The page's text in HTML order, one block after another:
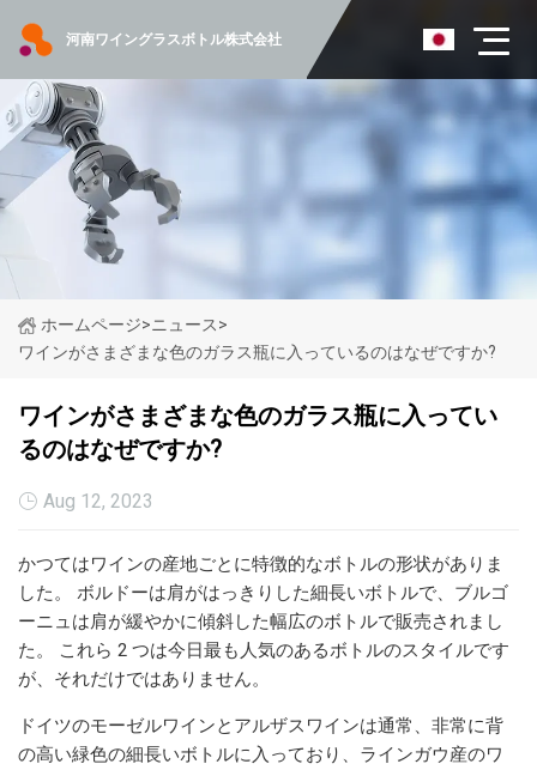
河南ワイングラスボトル株式会社
ホームページ>ニュース>
ワインがさまざまな色のガラス瓶に入っているのはなぜですか?
ワインがさまざまな色のガラス瓶に入ってい
るのはなぜですか?
Aug 12, 2023
かつてはワインの産地ごとに特徴的なボトルの形状がありま
した。 ボルドーは肩がはっきりした細長いボトルで、ブルゴ
ーニュは肩が緩やかに傾斜した幅広のボトルで販売されまし
た。 これら 2 つは今日最も人気のあるボトルのスタイルです
が、それだけではありません。
ドイツのモーゼルワインとアルザスワインは通常、非常に背
の高い緑色の細長いボトルに入っており、ラインガウ産のワ